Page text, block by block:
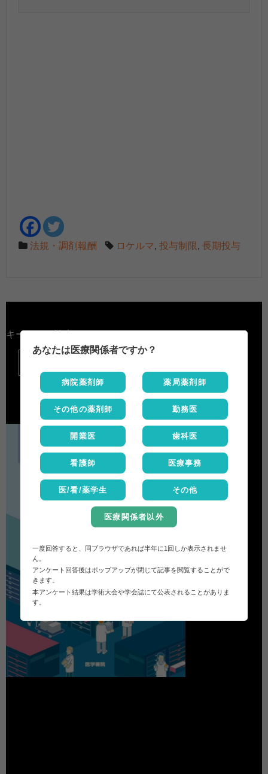
法規・調剤報酬 ロケルマ, 投与制限, 長期投与
キーワード検索
あなたは医療関係者ですか？
病院薬剤師 薬局薬剤師
その他の薬剤師 勤務医
開業医 歯科医
看護師 医療事務
医/看/薬学生 その他
医療関係者以外
一度回答すると、同ブラウザであれば半年に1回しか表示されませ
ん。
アンケート回答後はポップアップが閉じて記事を閲覧することがで
きます。
本アンケート結果は学術大会や学会誌にて公表されることがありま
す。